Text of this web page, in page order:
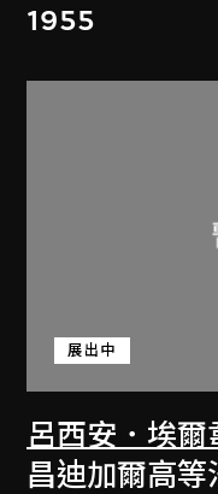
1955
呂西安．埃爾
展出中
昌迪加爾高